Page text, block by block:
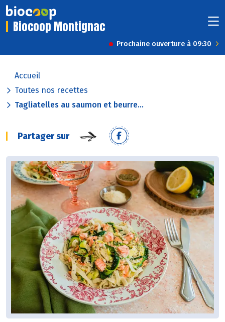
Biocoop Montignac
Prochaine ouverture à 09:30
Accueil
Toutes nos recettes
Tagliatelles au saumon et beurre...
Partager sur